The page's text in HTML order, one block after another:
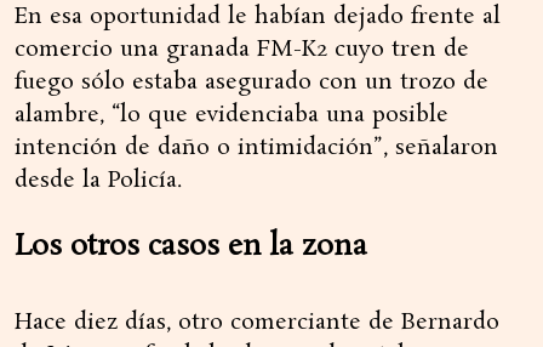
En esa oportunidad le habían dejado frente al
comercio una granada FM-K2 cuyo tren de
fuego sólo estaba asegurado con un trozo de
alambre, “lo que evidenciaba una posible
intención de daño o intimidación”, señalaron
desde la Policía.
Los otros casos en la zona
Hace diez días, otro comerciante de Bernardo